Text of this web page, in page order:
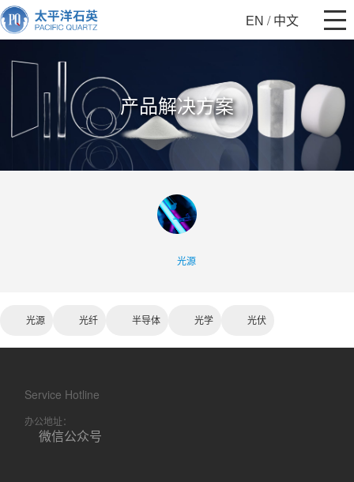
EN / 中文
产品解决方案
光源
光源 光纤 半导体 光学 光伏
Service Hotline
办公地址：
微信公众号